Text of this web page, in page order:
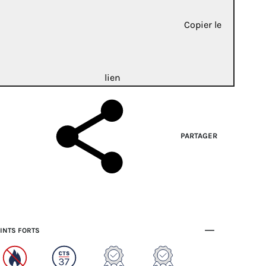
Copier le
lien
PARTAGER
FORTS